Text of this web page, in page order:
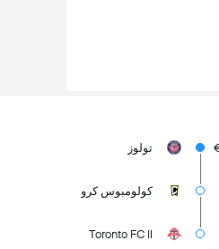
تولوز
كولومبوس كرو
Toronto FC II